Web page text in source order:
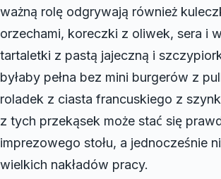
ważną rolę odgrywają również
orzechami, koreczki z oliwek, sera i
tartaletki z pastą jajeczną i
byłaby pełna bez mini burgerów z
roladek z ciasta francuskiego z
z tych przekąsek może stać się
imprezowego stołu, a jednocześnie
wielkich nakładów pracy.